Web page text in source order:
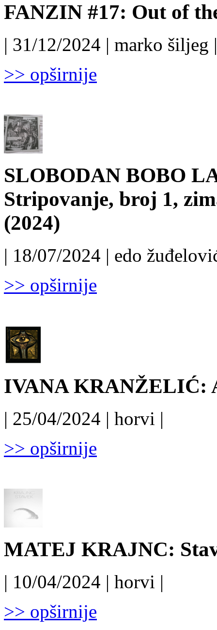
FANZIN #17: Out of
| 31/12/2024 | marko šiljeg |
>> opširnije
SLOBODAN BOBO
Stripovanje, broj 1,
(2024)
| 18/07/2024 | edo
>> opširnije
IVANA KRANŽELIĆ:
| 25/04/2024 | horvi |
>> opširnije
MATEJ KRAJNC:
| 10/04/2024 | horvi |
>> opširnije